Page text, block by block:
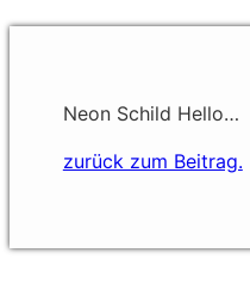
Neon Schild Hello…
zurück zum Beitrag.